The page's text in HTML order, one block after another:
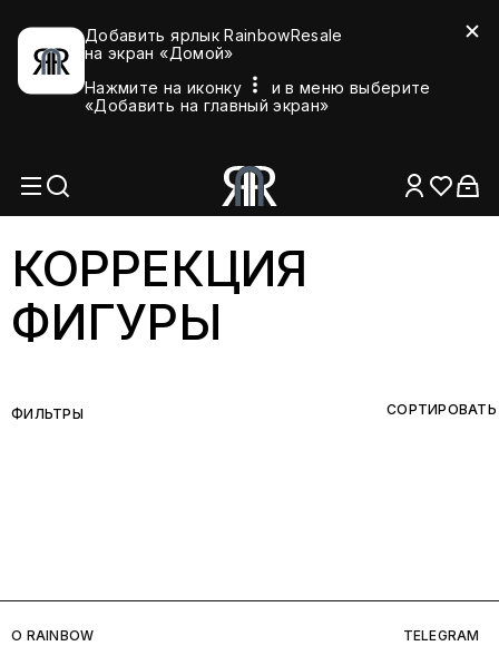
Добавить ярлык RainbowResale
на экран «Домой»
Нажмите на иконку
и в меню выберите
«Добавить на главный экран»
КОРРЕКЦИЯ
ФИГУРЫ
ФИЛЬТРЫ СОРТИРОВАТЬ
O RAINBOW
TELEGRAM